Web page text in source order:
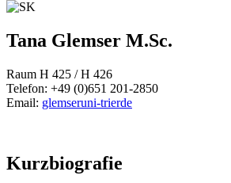
Tana Glemser M.Sc.
Raum H 425 / H 426
Telefon: +49 (0)651 201-2850
Email: glemseruni-trierde
Kurzbiografie